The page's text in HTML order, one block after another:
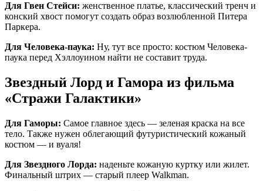
Для Гвен Стейси: женственное платье, классический тренч и
конский хвост помогут создать образ возлюбленной Питера
Паркера.
Для Человека-паука: Ну, тут все просто: костюм Человека-
паука перед Хэллоуином найти не составит труда.
Звездный Лорд и Гамора из фильма
«Стражи Галактики»
Для Гаморы: Самое главное здесь — зеленая краска на все
тело. Также нужен облегающий футуристический кожаный
костюм — и вуаля!
Для Звездного Лорда: наденьте кожаную куртку или жилет.
Финальный штрих — старый плеер Walkman.